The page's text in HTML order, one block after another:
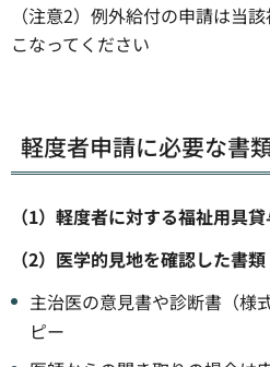
（注意2）例外給付の申請は当
こなってください
軽度者申請に必要な書
（1）軽度者に対する福祉用具
（2）医学的見地を確認した書類
主治医の意見書や診断書（様
ピー